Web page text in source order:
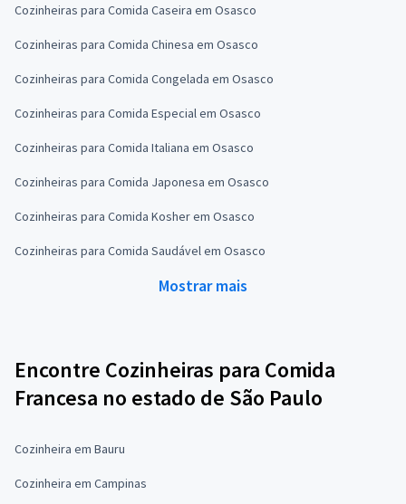
Cozinheiras para Comida Caseira em Osasco
Cozinheiras para Comida Chinesa em Osasco
Cozinheiras para Comida Congelada em Osasco
Cozinheiras para Comida Especial em Osasco
Cozinheiras para Comida Italiana em Osasco
Cozinheiras para Comida Japonesa em Osasco
Cozinheiras para Comida Kosher em Osasco
Cozinheiras para Comida Saudável em Osasco
Mostrar mais
Encontre Cozinheiras para Comida
Francesa no estado de São Paulo
Cozinheira em Bauru
Cozinheira em Campinas